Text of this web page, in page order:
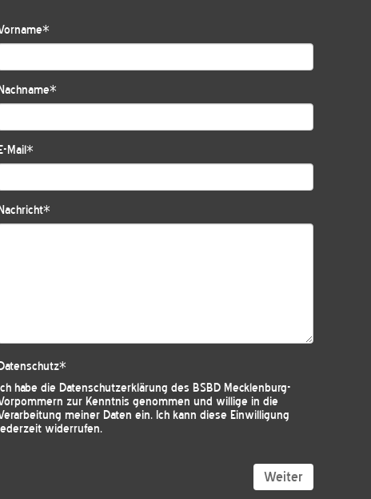
*
Nachname*
E-Mail*
Nachricht*
Datenschutz*
Ich habe die Datenschutzerklärung des BSBD Mecklenburg-
zur Kenntnis genommen und willige in die
meiner Daten ein. Ich kann diese Einwilligung
widerrufen.
Weiter